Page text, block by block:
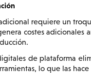
requiere un
costes adicionales
de plataforma
lo que las